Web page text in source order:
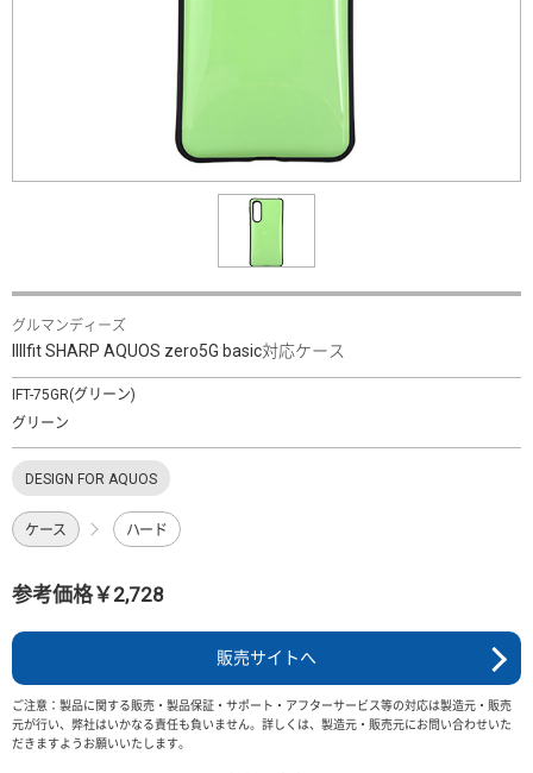
グルマンディーズ
IIIIfit SHARP AQUOS zero5G basic対応ケース
IFT-75GR(グリーン)
グリーン
DESIGN FOR AQUOS
ケース ハード
参考価格￥2,728
販売サイトへ
ご注意：製品に関する販売・製品保証・サポート・アフターサービス等の対応は製造元・販売
元が行い、弊社はいかなる責任も負いません。詳しくは、製造元・販売元にお問い合わせいた
だきますようお願いいたします。